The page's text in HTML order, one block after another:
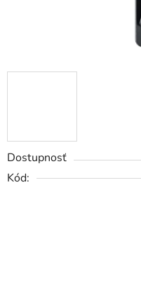
Dostupnosť
Kód: